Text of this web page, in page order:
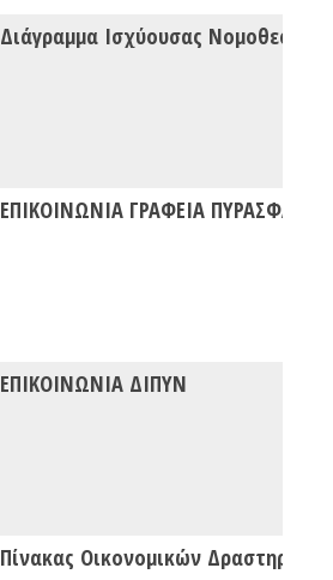
ΕΠΙΚΟΙΝΩΝΙΑ ΔΙΠΥΝ